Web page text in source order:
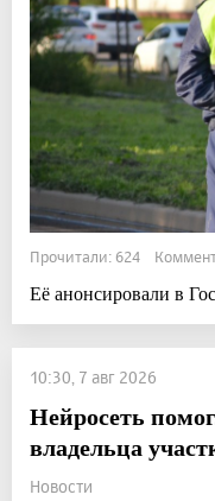
Прочитали: 624
Её анонсировали в
10:30, 7 авг 2026
Нейросеть
владельца
Новости